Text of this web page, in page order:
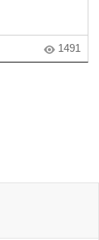
1491